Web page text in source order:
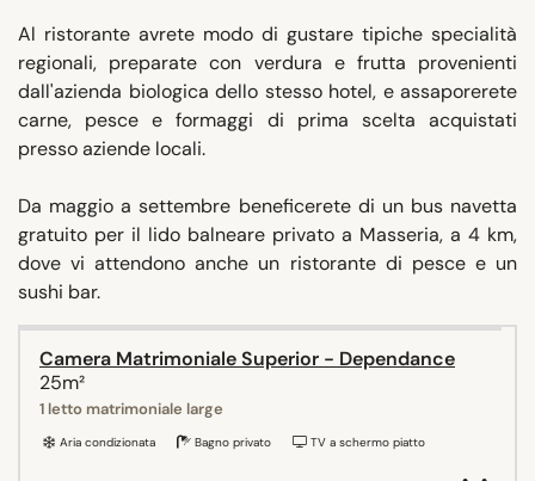
Al ristorante avrete modo di gustare tipiche specialità
regionali, preparate con verdura e frutta provenienti
dall'azienda biologica dello stesso hotel, e assaporerete
carne, pesce e formaggi di prima scelta acquistati
presso aziende locali.
Da maggio a settembre beneficerete di un bus navetta
gratuito per il lido balneare privato a Masseria, a 4 km,
dove vi attendono anche un ristorante di pesce e un
sushi bar.
Camera Matrimoniale Superior - Dependance
25m²
1 letto matrimoniale large
Aria condizionata Bagno privato TV a schermo piatto